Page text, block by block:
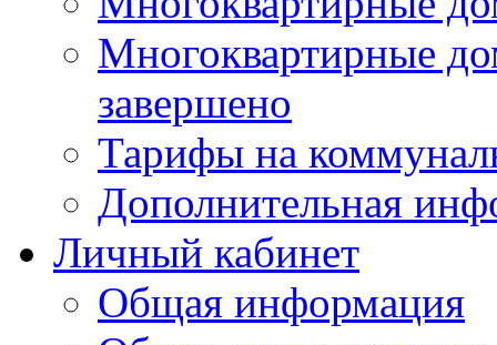
Многоквартирные
завершено
Тарифы на
Дополнительная
Личный кабинет
Общая информация